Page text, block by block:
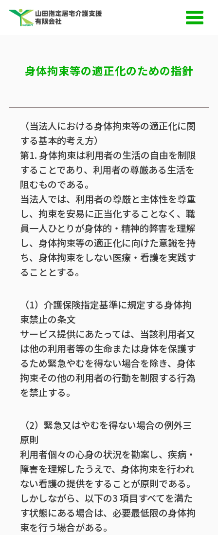
身体拘束等の適正化のための指針
（当法人における身体拘束等の適正化に関
する基本的考え方）
第1. 身体拘束は利用者の生活の自由を制限
することであり、利用者の尊厳ある生活を
阻むものである。
当法人では、利用者の尊厳と主体性を尊重
し、拘束を安易に正当化することなく、職
員一人ひとりが身体的・精神的弊害を理解
し、身体拘束等の適正化に向けた意識を持
ち、身体拘束をしない医療・看護を実践す
ることとする。
（1）介護保険指定基準に規定する身体拘
束禁止の条文
サービス提供にあたっては、当該利用者又
は他の利用者等の生命または身体を保護す
るため緊急やむを得ない場合を除き、身体
拘束その他の利用者の行動を制限する行為
を禁止する。
（2）緊急又はやむを得ない場合の例外三
原則
利用者個々の心身の状況を勘案し、疾病・
障害を理解したうえで、身体拘束を行われ
ない看護の提供をすることが原則である。
しかしながら、以下の3 項目すべてを満た
す状態にある場合は、必要最低限の身体拘
束を行う場合がある。